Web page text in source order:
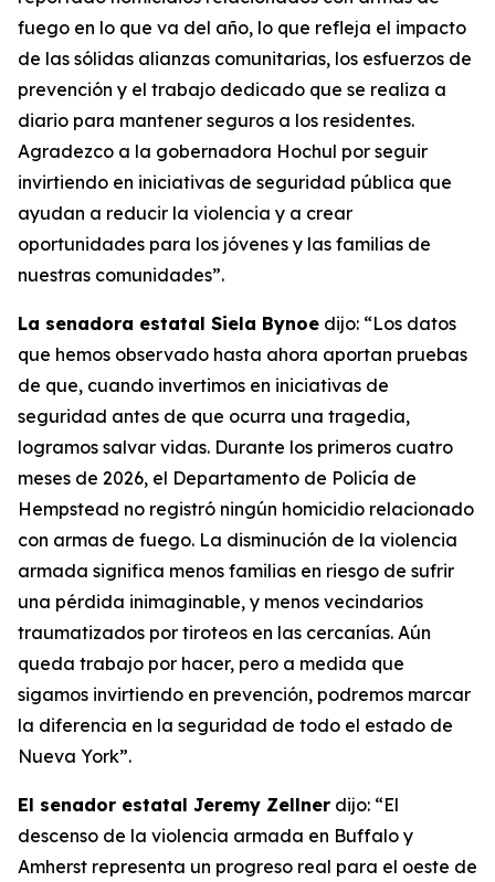
fuego en lo que va del año, lo que refleja el impacto
de las sólidas alianzas comunitarias, los esfuerzos de
prevención y el trabajo dedicado que se realiza a
diario para mantener seguros a los residentes.
Agradezco a la gobernadora Hochul por seguir
invirtiendo en iniciativas de seguridad pública que
ayudan a reducir la violencia y a crear
oportunidades para los jóvenes y las familias de
nuestras comunidades”.
La senadora estatal Siela Bynoe dijo: “Los datos
que hemos observado hasta ahora aportan pruebas
de que, cuando invertimos en iniciativas de
seguridad antes de que ocurra una tragedia,
logramos salvar vidas. Durante los primeros cuatro
meses de 2026, el Departamento de Policía de
Hempstead no registró ningún homicidio relacionado
con armas de fuego. La disminución de la violencia
armada significa menos familias en riesgo de sufrir
una pérdida inimaginable, y menos vecindarios
traumatizados por tiroteos en las cercanías. Aún
queda trabajo por hacer, pero a medida que
sigamos invirtiendo en prevención, podremos marcar
la diferencia en la seguridad de todo el estado de
Nueva York”.
El senador estatal Jeremy Zellner dijo: “El
descenso de la violencia armada en Buffalo y
Amherst representa un progreso real para el oeste de